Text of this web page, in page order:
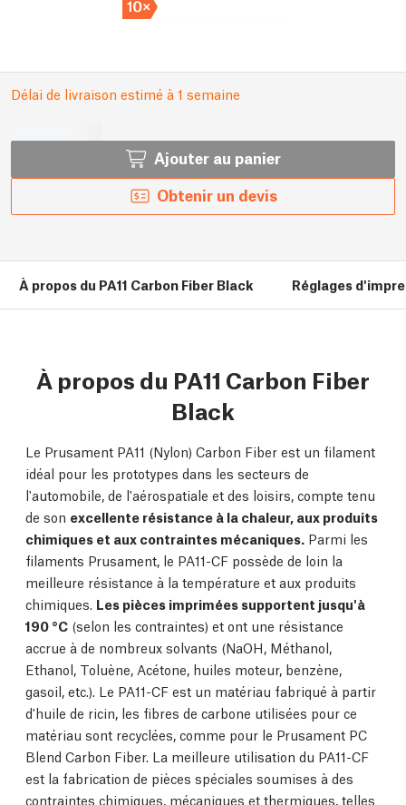
Délai de livraison estimé à 1 semaine
Ajouter au panier
Obtenir un devis
À propos du PA11 Carbon Fiber Black Réglages
À propos du PA11 Carbon Fiber
Black
Le Prusament PA11 (Nylon) Carbon Fiber est un filament
idéal pour les prototypes dans les secteurs de
l'automobile, de l'aérospatiale et des loisirs, compte tenu
de son excellente résistance à la chaleur, aux produits
chimiques et aux contraintes mécaniques. Parmi les
filaments Prusament, le PA11-CF possède de loin la
meilleure résistance à la température et aux produits
chimiques. Les pièces imprimées supportent jusqu'à
190 °C (selon les contraintes) et ont une résistance
accrue à de nombreux solvants (NaOH, Méthanol,
Ethanol, Toluène, Acétone, huiles moteur, benzène,
gasoil, etc.). Le PA11-CF est un matériau fabriqué à partir
d'huile de ricin, les fibres de carbone utilisées pour ce
matériau sont recyclées, comme pour le Prusament PC
Blend Carbon Fiber. La meilleure utilisation du PA11-CF
est la fabrication de pièces spéciales soumises à des
contraintes chimiques, mécaniques et thermiques, telles